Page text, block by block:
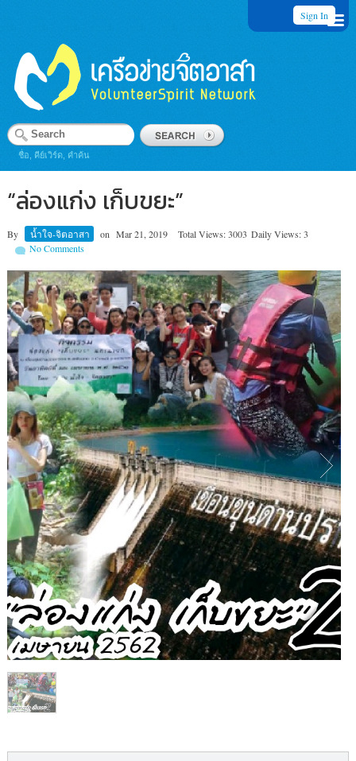
Sign In
ชื่อ, คีย์เวิร์ด, คำค้น
“ล่องแก่ง เก็บขยะ”
By น้ำใจ-จิตอาสา on Mar 21, 2019 Total Views: 3003 Daily Views: 3
No Comments
1/1